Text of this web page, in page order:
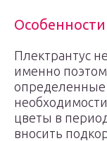
Плектрантус
именно
определенные
цветы в
вносить